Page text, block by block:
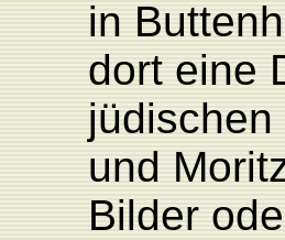
in
dort eine
jüdischen
und
Bilder